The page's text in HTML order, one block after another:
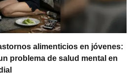
alimenticios en jóvenes:
problema de salud mental en